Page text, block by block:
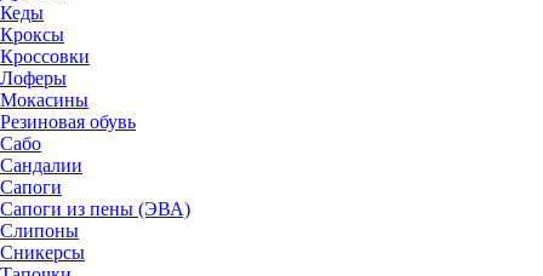
Кеды
Кроксы
Кроссовки
Лоферы
Мокасины
Резиновая обувь
Сабо
Сандалии
Сапоги
Сапоги из пены (ЭВА)
Слипоны
Сникерсы